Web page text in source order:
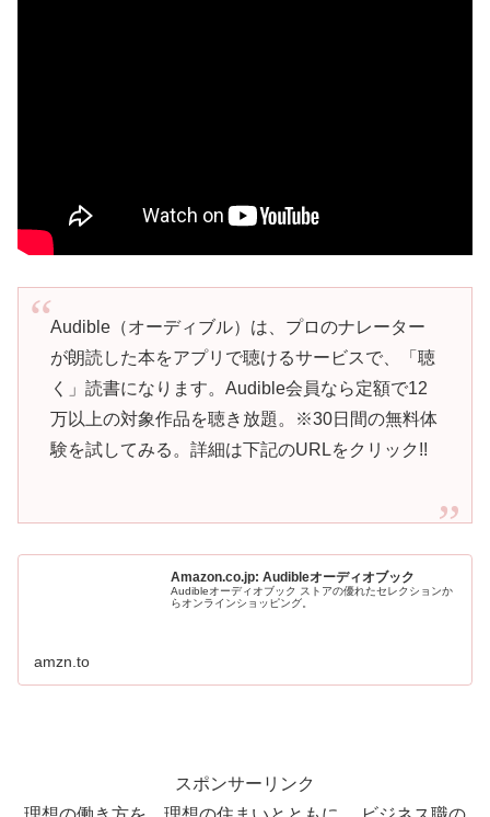
Audible（オーディブル）は、プロのナレーター
が朗読した本をアプリで聴けるサービスで、「聴
く」読書になります。Audible会員なら定額で12
万以上の対象作品を聴き放題。※30日間の無料体
験を試してみる。詳細は下記のURLをクリック!!
Amazon.co.jp: Audibleオーディオブック
Audibleオーディオブック ストアの優れたセレクションか
らオンラインショッピング。
amzn.to
スポンサーリンク